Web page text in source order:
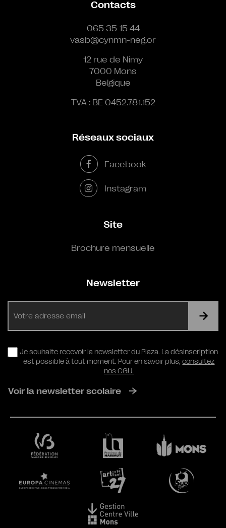
Contacts
065 35 15 44
vasb@cynmn-neg.or
12 rue de Nimy
7000 Mons
Belgique
TVA : BE 0452.781.152
Réseaux sociaux
Facebook
Instagram
Site
Brochure mensuelle
Newsletter
RGPD
Je souhaite recevoir la newsletter du Plaza. La désinscription
est possible à tout moment. Pour en savoir plus,consultez
nos CGU.
Voir la newsletter scolaire